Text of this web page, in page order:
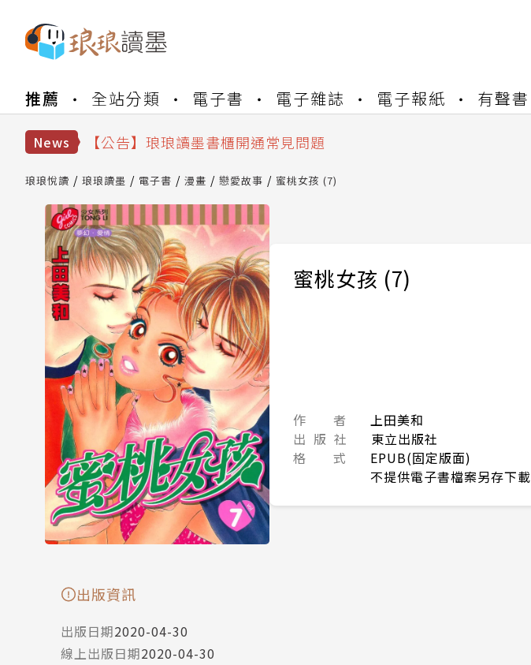
推薦 全站分類 電子書 電子雜誌 電子報紙 有聲書
News
【公告】琅琅讀墨數位閱讀資產合併與書櫃開通申請
【公告】琅琅讀墨 3 分鐘完成書櫃開通與資產合併申請圖文教學
【公告】琅琅讀墨數位閱讀資產合併與書櫃開通申請
琅琅悅讀 琅琅讀墨 電子書 漫畫 戀愛故事 蜜桃女孩 (7)
蜜桃女孩 (7)
作 者
上田美和
出 版 社
東立出版社
格 式
EPUB(固定版面)
不提供電子書檔案另存下載
出版資訊
出版日期2020-04-30
線上出版日期2020-04-30